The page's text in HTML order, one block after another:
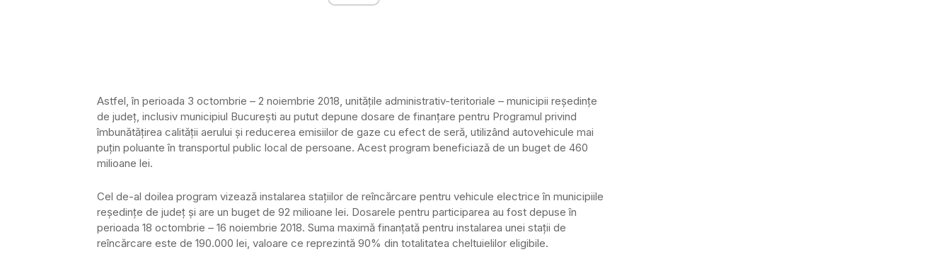
Astfel, în perioada 3 octombrie – 2 noiembrie 2018, unităţile administrativ-teritoriale – municipii reşedinţe
de judeţ, inclusiv municipiul Bucureşti au putut depune dosare de finanţare pentru Programul privind
îmbunătăţirea calităţii aerului şi reducerea emisiilor de gaze cu efect de seră, utilizând autovehicule mai
puţin poluante în transportul public local de persoane. Acest program beneficiază de un buget de 460
milioane lei.
Cel de-al doilea program vizează instalarea staţiilor de reîncărcare pentru vehicule electrice în municipiile
reşedinţe de judeţ şi are un buget de 92 milioane lei. Dosarele pentru participarea au fost depuse în
perioada 18 octombrie – 16 noiembrie 2018. Suma maximă finanţată pentru instalarea unei staţii de
reîncărcare este de 190.000 lei, valoare ce reprezintă 90% din totalitatea cheltuielilor eligibile.